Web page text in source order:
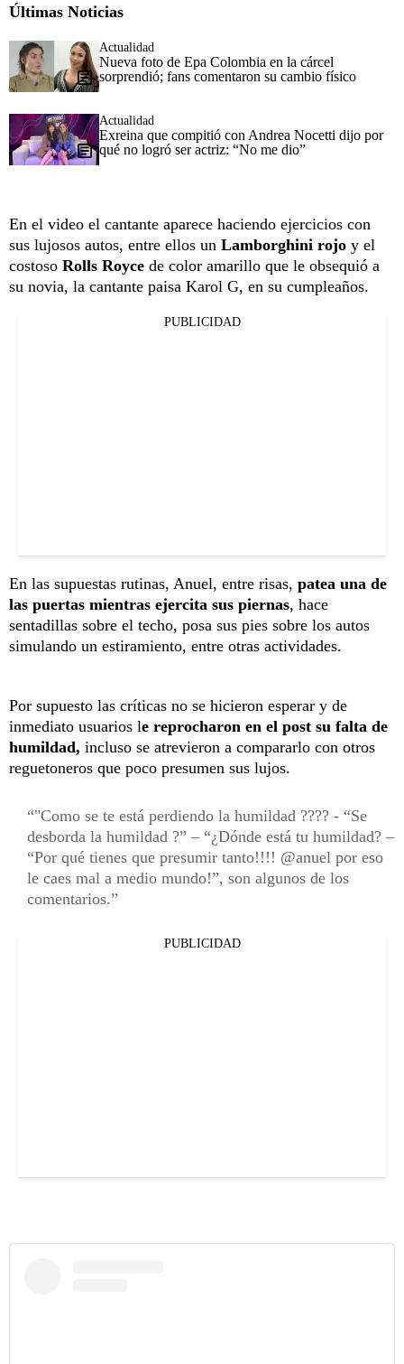
Últimas Noticias
Actualidad
Nueva foto de Epa Colombia en la cárcel
sorprendió; fans comentaron su cambio físico
Actualidad
Exreina que compitió con Andrea Nocetti dijo por
qué no logró ser actriz: “No me dio”
En el video el cantante aparece haciendo ejercicios con
sus lujosos autos, entre ellos un Lamborghini rojo y el
costoso Rolls Royce de color amarillo que le obsequió a
su novia, la cantante paisa Karol G, en su cumpleaños.
PUBLICIDAD
En las supuestas rutinas, Anuel, entre risas, patea una de
las puertas mientras ejercita sus piernas, hace
sentadillas sobre el techo, posa sus pies sobre los autos
simulando un estiramiento, entre otras actividades.
Por supuesto las críticas no se hicieron esperar y de
inmediato usuarios le reprocharon en el post su falta de
humildad, incluso se atrevieron a compararlo con otros
reguetoneros que poco presumen sus lujos.
"Como se te está perdiendo la humildad ???? - “Se
desborda la humildad ?” – “¿Dónde está tu humildad? –
“Por qué tienes que presumir tanto!!!! @anuel por eso
le caes mal a medio mundo!”, son algunos de los
comentarios.
PUBLICIDAD